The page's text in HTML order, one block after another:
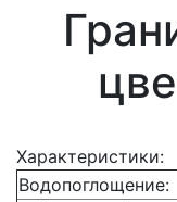
Характеристики:
Водопоглощение: